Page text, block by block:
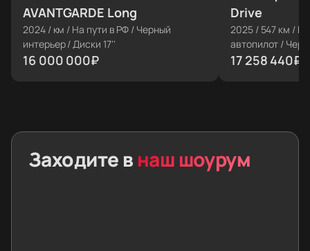
AVANTGARDE Long
2024/ км / На пути в РФ / Черный
интерьер/Диски 17''
16 000 000₽
Drive
2025/ 547 км /
автопилот /
20''
17 258 440₽
Заходите в наш шоурум